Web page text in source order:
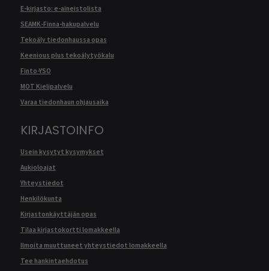
E-kirjasto: e-aineistolista
SEAMK-Finna-hakupalvelu
Tekoäly tiedonhaussa opas
Keenious plus tekoälytyökalu
Finto-YSO
MOT Kielipalvelu
Varaa tiedonhaun ohjausaika
KIRJASTOINFO
Usein kysytyt kysymykset
Aukioloajat
Yhteystiedot
Henkilökunta
Kirjastonkäyttäjän opas
Tilaa kirjastokortti lomakkeella
Ilmoita muuttuneet yhteystiedot lomakkeella
Tee hankintaehdotus